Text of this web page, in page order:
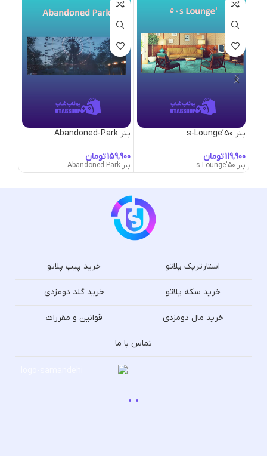
بنر 50’s-Lounge
تومان
بنر 50's-Lounge
بنر Abandoned-Park
تومان
بنر Abandoned-Park
استارترپک پلاتو خرید پیپ پلاتو
خرید سکه پلاتو خرید گلد دومزدی
خرید مال دومزدی قوانین و مقررات
تماس با ما